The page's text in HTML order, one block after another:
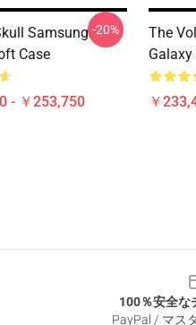
Samsung
Case
- ￥253,750
-20%
The
￥
100％安全な
PayPal / マス